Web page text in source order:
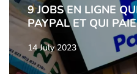
9 JOBS EN LIGNE
PAYPAL ET QUI
14 July 2023